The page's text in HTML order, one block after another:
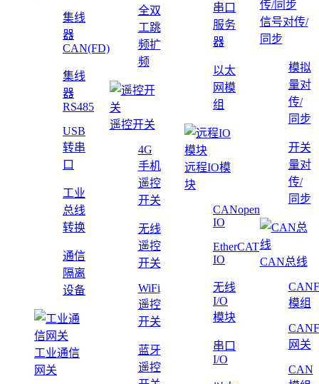
集线
器
CAN(FD)
集线
器
RS485
USB
转串
口
工业
总线
转换
通信
隔离
设备
工业通信
网关
全双
工跳
频扩
频
遥控开关
4G
手机
遥控
开关
无线
遥控
开关
WiFi
遥控
开关
蓝牙
遥控
串口
服务
器
以太
网模
组
远程IO模
块
CANopen
IO
EtherCAT
IO
无线
I/O
模块
串口
I/O
信号对传/
同步
模拟
量对
传/
同步
开关
量对
传/
同步
CAN总线
模组
网关
CAN